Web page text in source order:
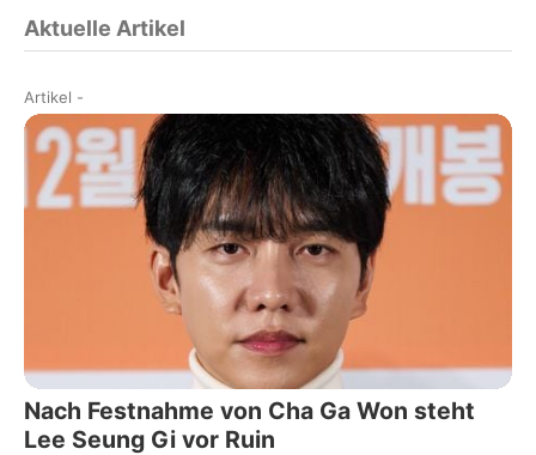
Aktuelle Artikel
Artikel -
Nach Festnahme von Cha Ga Won steht
Lee Seung Gi vor Ruin